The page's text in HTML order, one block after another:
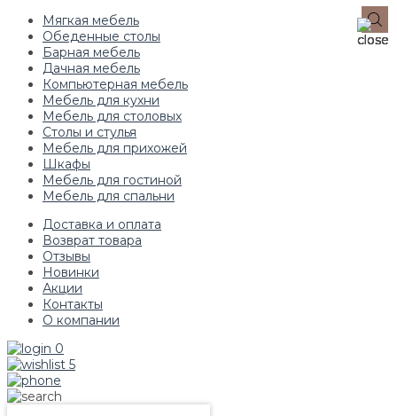
Мягкая мебель
Обеденные столы
Барная мебель
Дачная мебель
Компьютерная мебель
Мебель для кухни
Мебель для столовых
Столы и стулья
Мебель для прихожей
Шкафы
Мебель для гостиной
Мебель для спальни
Доставка и оплата
Возврат товара
Отзывы
Новинки
Акции
Контакты
О компании
0
5